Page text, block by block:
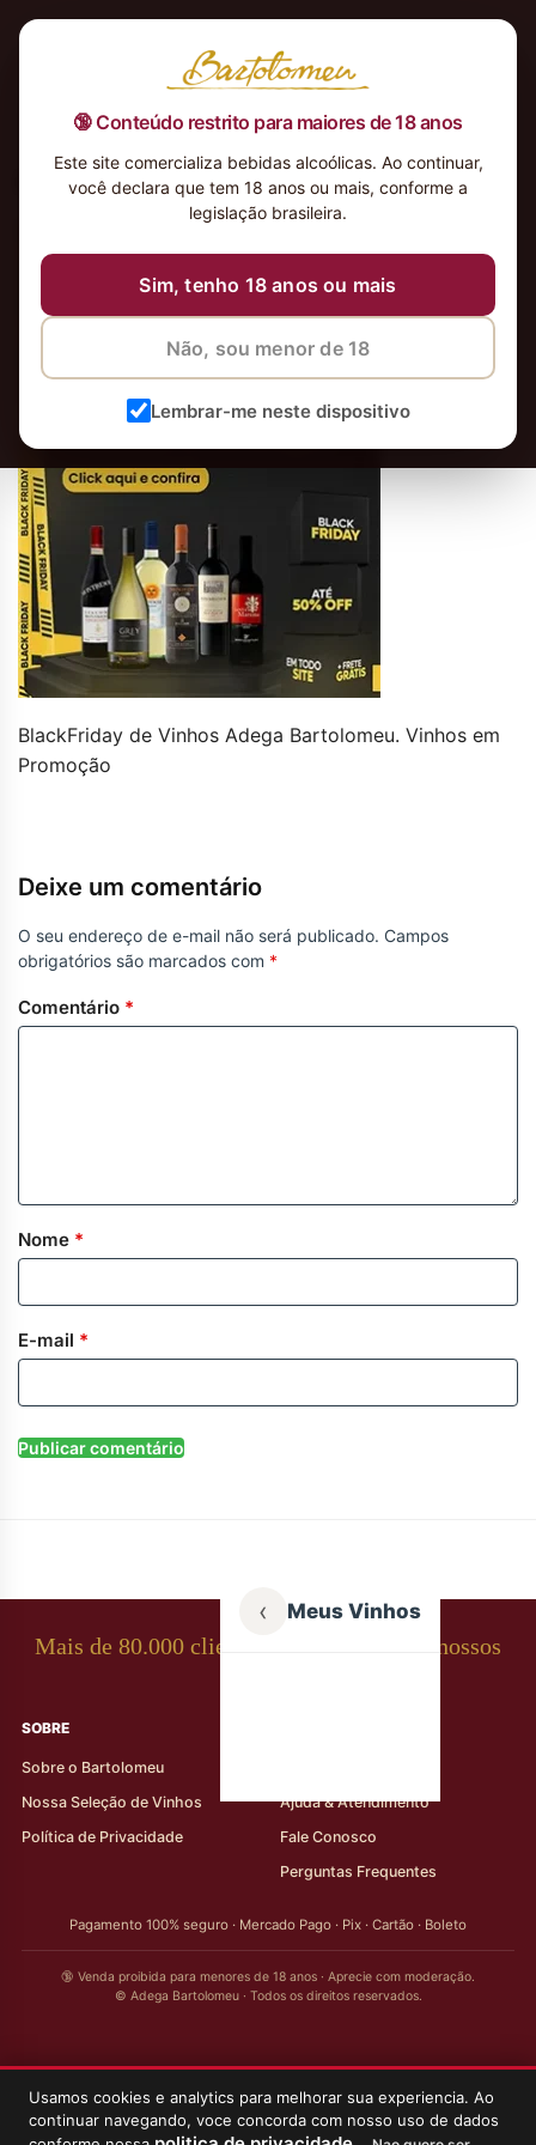
🔞 Conteúdo restrito para maiores de 18 anos
Este site comercializa bebidas alcoólicas. Ao continuar,
você declara que tem 18 anos ou mais, conforme a
legislação brasileira.
Sim, tenho 18 anos ou mais
Não, sou menor de 18
Lembrar-me neste dispositivo
Banner Mobile Black Barto
BlackFriday de Vinhos Adega Bartolomeu. Vinhos em
Promoção
Deixe um comentário
O seu endereço de e-mail não será publicado. Campos
obrigatórios são marcados com *
Comentário *
Nome *
E-mail *
Usamos cookies e analytics para melhorar sua experiencia. Ao
continuar navegando, voce concorda com nosso uso de dados
‹ Meus Vinhos
Mais de 80.000 clientes apaixonados por nossos
SOBRE
Sobre o Bartolomeu
Nossa Seleção de Vinhos
Política de Privacidade
Ajuda & Atendimento
Fale Conosco
Perguntas Frequentes
Pagamento 100% seguro · Mercado Pago · Pix · Cartão · Boleto
🔞 Venda proibida para menores de 18 anos · Aprecie com moderação.
© Adega Bartolomeu · Todos os direitos reservados.